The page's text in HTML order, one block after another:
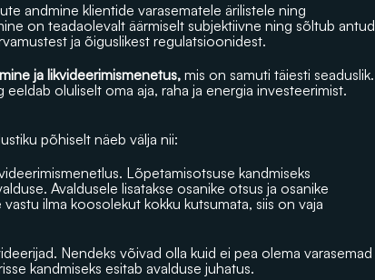
andmine klientide varasematele ärilistele ning
on teadaolevalt äärmiselt subjektiivne ning sõltub antud
ja õiguslikest regulatsioonidest.
ja likvideerimismenetus, mis on samuti täiesti seaduslik.
oluliselt oma aja, raha ja energia investeerimist.
põhiselt näeb välja nii:
Lõpetamisotsuse kandmiseks
Avaldusele lisatakse osanike otsus ja osanike
ilma koosolekut kokku kutsumata, siis on vaja
Nendeks võivad olla kuid ei pea olema varasemad
kandmiseks esitab avalduse juhatus.